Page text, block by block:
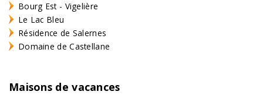
Bourg Est - Vigelière
Le Lac Bleu
Résidence de Salernes
Domaine de Castellane
Maisons de vacances